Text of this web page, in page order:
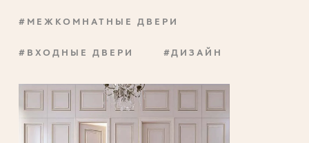
#МЕЖКОМНАТНЫЕ ДВЕРИ
#ВХОДНЫЕ ДВЕРИ #ДИЗАЙН